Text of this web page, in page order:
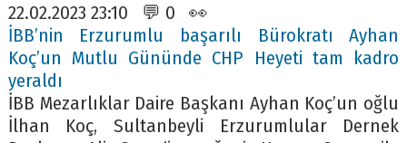
22.02.2023 23:10 💬 0 👀
İBB’nin Erzurumlu başarılı Bürokratı Ayhan
Koç’un Mutlu Gününde CHP Heyeti tam kadro
yeraldı
İBB Mezarlıklar Daire Başkanı Ayhan Koç’un oğlu
İlhan Koç, Sultanbeyli Erzurumlular Dernek